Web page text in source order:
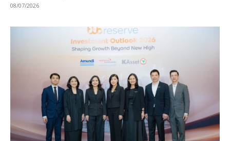
08/07/2026